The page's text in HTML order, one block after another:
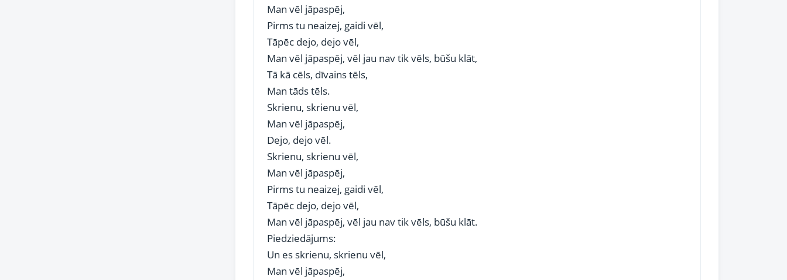
Man vēl jāpaspēj,
Pirms tu neaizej, gaidi vēl,
Tāpēc dejo, dejo vēl,
Man vēl jāpaspēj, vēl jau nav tik vēls, būšu klāt,
Tā kā cēls, dīvains tēls,
Man tāds tēls.
Skrienu, skrienu vēl,
Man vēl jāpaspēj,
Dejo, dejo vēl.
Skrienu, skrienu vēl,
Man vēl jāpaspēj,
Pirms tu neaizej, gaidi vēl,
Tāpēc dejo, dejo vēl,
Man vēl jāpaspēj, vēl jau nav tik vēls, būšu klāt.
Piedziedājums:
Un es skrienu, skrienu vēl,
Man vēl jāpaspēj,